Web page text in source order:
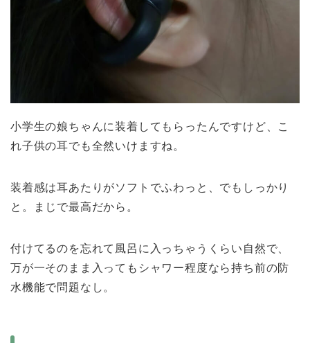
小学生の娘ちゃんに装着してもらったんですけど、こ
れ子供の耳でも全然いけますね。
装着感は耳あたりがソフトでふわっと、でもしっかり
と。まじで最高だから。
付けてるのを忘れて風呂に入っちゃうくらい自然で、
万が一そのまま入ってもシャワー程度なら持ち前の防
水機能で問題なし。